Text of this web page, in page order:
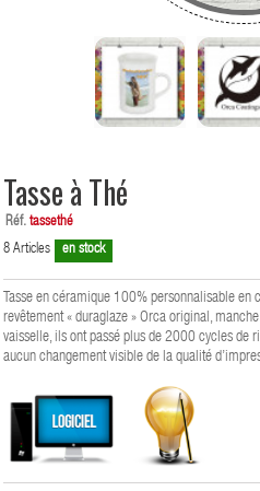
Tasse à Thé
Réf. tassethé
8 Articles en stock
Tasse en céramique 100% personnalisable en
revêtement « duraglaze » Orca original,
vaisselle, ils ont passé plus de 2000 cycles de
aucun changement visible de la qualité